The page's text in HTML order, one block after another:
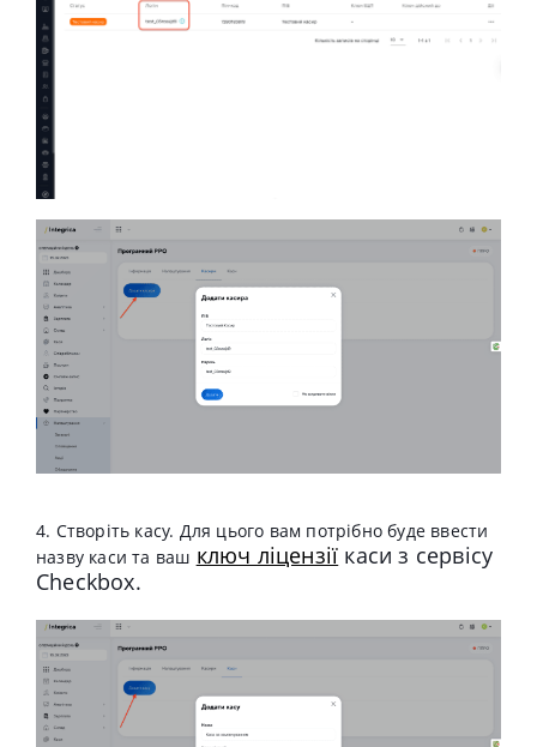
4. Створіть касу. Для цього вам потрібно буде ввести
назву каси та ваш ключ ліцензії каси з сервісу
Cheсkbox.